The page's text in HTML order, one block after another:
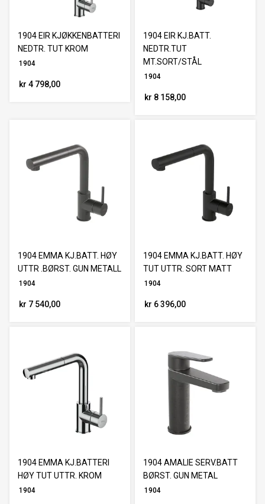
1904 EIR KJØKKENBATTERI
NEDTR. TUT KROM
1904
kr 4 798,00
1904 EIR KJ.BATT.
NEDTR.TUT
MT.SORT/STÅL
1904
kr 8 158,00
1904 EMMA KJ.BATT. HØY
UTTR .BØRST. GUN METALL
1904
kr 7 540,00
1904 EMMA KJ.BATT. HØY
TUT UTTR. SORT MATT
1904
kr 6 396,00
1904 EMMA KJ.BATTERI
HØY TUT UTTR. KROM
1904
1904 AMALIE SERV.BATT
BØRST. GUN METAL
1904